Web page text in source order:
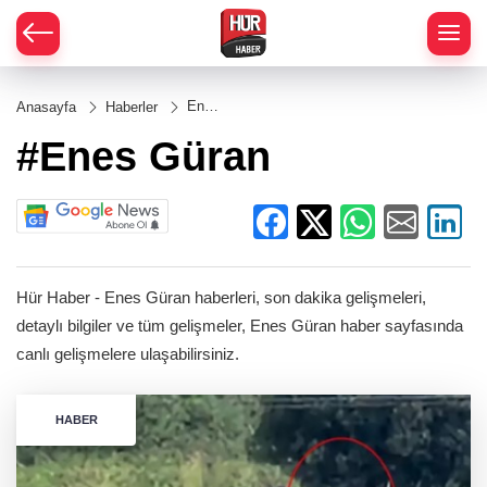
Anasayfa Haberler
Enes
#Enes Güran
Hür Haber - Enes Güran haberleri, son dakika gelişmeleri,
detaylı bilgiler ve tüm gelişmeler, Enes Güran haber sayfasında
canlı gelişmelere ulaşabilirsiniz.
HABER